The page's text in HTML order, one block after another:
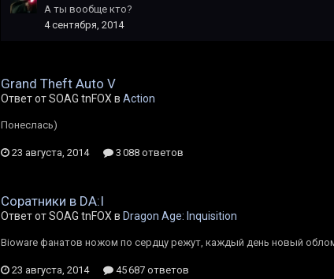
А ты вообще кто?
4 сентября, 2014
Grand Theft Auto V
Ответ от SOAG tnFOX в Action
Понеслась)
23 августа, 2014 3 088 ответов
Cоратники в DA:I
Ответ от SOAG tnFOX в Dragon Age: Inquisition
Bioware фанатов ножом по сердцу режут, каждый день новый
23 августа, 2014 45 687 ответов